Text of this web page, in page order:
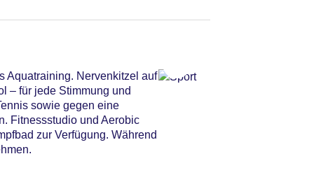
Aquatraining. Nervenkitzel auf
– für jede Stimmung und
sowie gegen eine
Fitnessstudio und Aerobic
zur Verfügung. Während